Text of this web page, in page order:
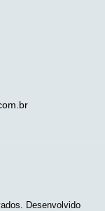
Desenvolvido